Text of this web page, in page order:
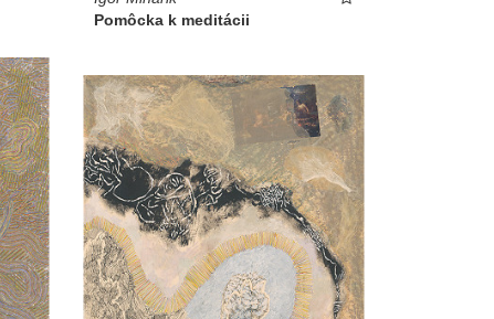
Pomôcka k meditácii